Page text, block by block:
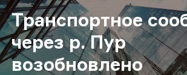
Транспортное
через р. Пур
возобновлено